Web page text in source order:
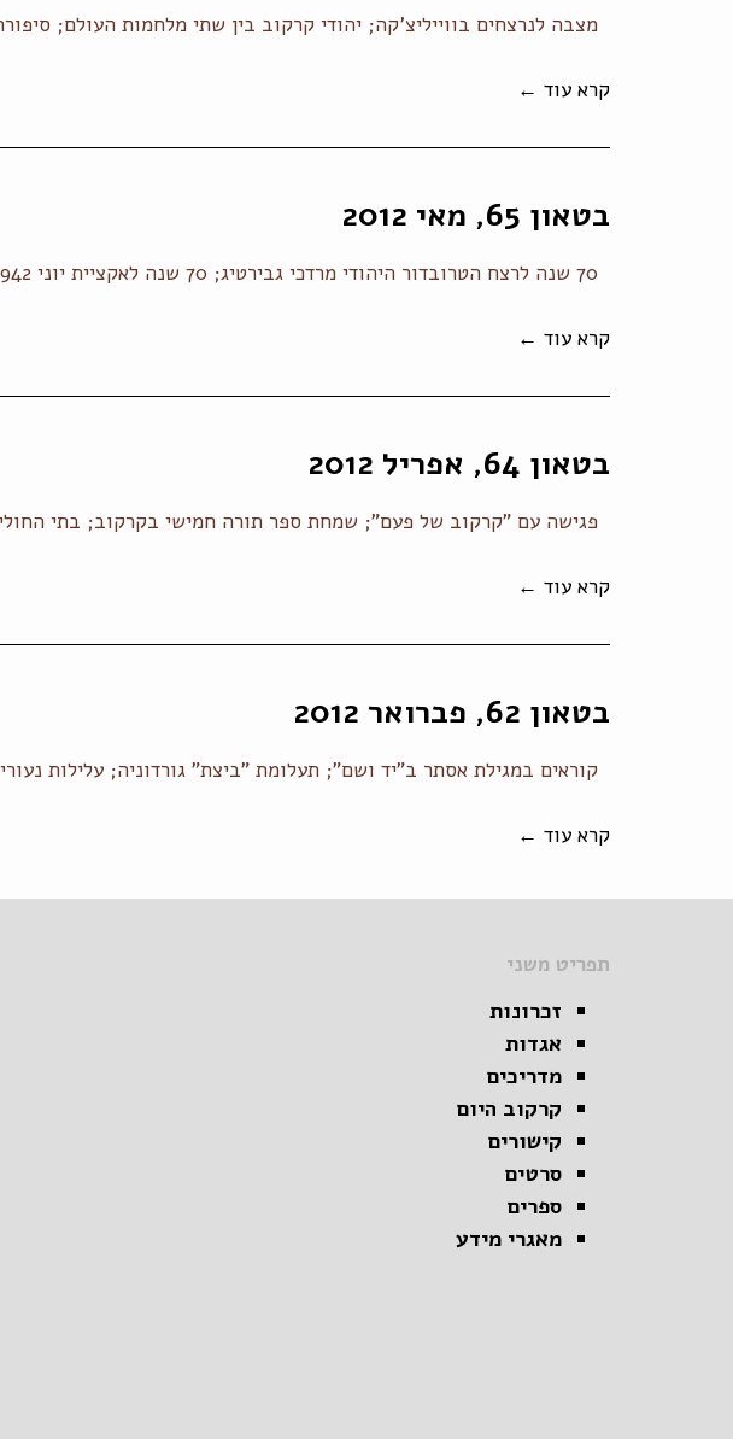
מצבה לנרצחים בווייליצ'קה; יהודי קרקוב בין שתי מלחמות העולם;
קרא עוד ←
בטאון 65, מאי 2012
קרא עוד ←
בטאון 64, אפריל 2012
פגישה עם "קרקוב של פעם"; שמחת ספר תורה חמישי בקרקוב; בתי
קרא עוד ←
בטאון 62, פברואר 2012
קוראים במגילת אסתר ב"יד ושם"; תעלומת "ביצת" גורדוניה; עלילות
קרא עוד ←
תפריט משני
זכרונות
אגדות
מדריכים
קרקוב היום
קישורים
סרטים
ספרים
מאגרי מידע